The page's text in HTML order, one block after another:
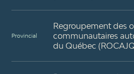
Provincial
Regroupement des
communautaires
du Québec